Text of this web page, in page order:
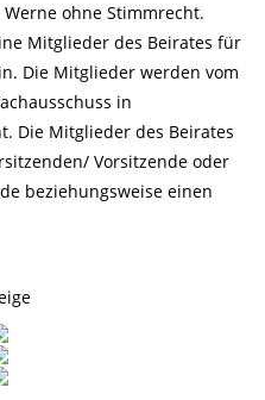
ohne Stimmrecht.
Mitglieder des Beirates für
Die Mitglieder werden vom
in
Die Mitglieder des Beirates
Vorsitzende oder
beziehungsweise einen